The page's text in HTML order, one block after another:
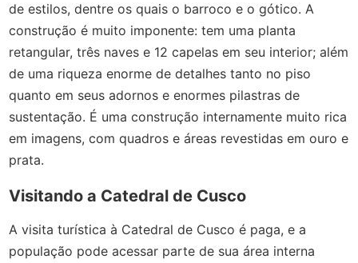
de estilos, dentre os quais o barroco e o gótico. A
construção é muito imponente: tem uma planta
retangular, três naves e 12 capelas em seu interior; além
de uma riqueza enorme de detalhes tanto no piso
quanto em seus adornos e enormes pilastras de
sustentação. É uma construção internamente muito rica
em imagens, com quadros e áreas revestidas em ouro e
prata.
Visitando a Catedral de Cusco
A visita turística à Catedral de Cusco é paga, e a
população pode acessar parte de sua área interna